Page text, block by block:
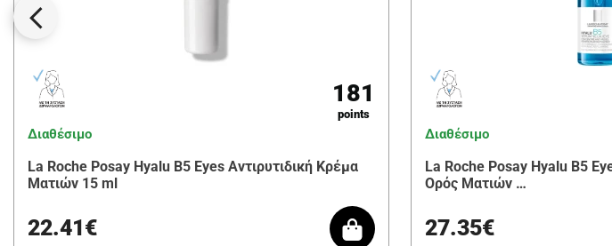
181
points
Διαθέσιμο
La Roche Posay Hyalu B5 Eyes Αντιρυτιδική Κρέμα
Ματιών 15 ml
22.41€
Διαθέσιμο
La Roche Posay Hyalu B5
Ορός Ματιών …
27.35€